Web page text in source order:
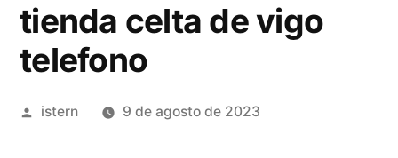
tienda celta de vigo
telefono
Publicado
istern 9 de agosto de 2023